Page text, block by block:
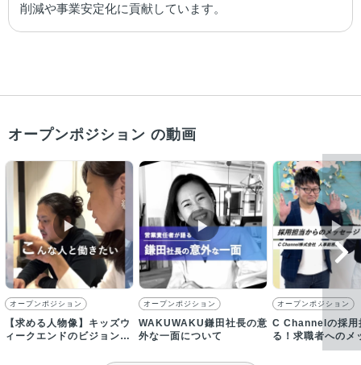
削減や事業安定化に貢献しています。
オープンポジション の動画
▶︎
オープンポジション
【求める人物像】キッズウ
ィークエンドのビジョンに
▶︎
オープンポジション
WAKUWAKU鎌田社長の意
外な一面について
▶︎
オープンポジション
C Channelの採用
る！求職者へのメ